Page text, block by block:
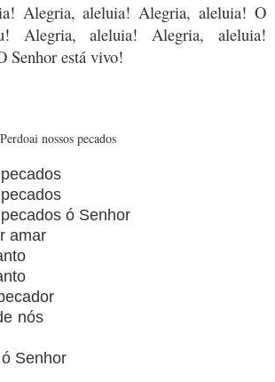
Alegria, aleluia! Alegria, aleluia! O
Alegria, aleluia! Alegria, aleluia!
Senhor está vivo!
Perdoai nossos pecados
ó Senhor
amar
nós
Senhor